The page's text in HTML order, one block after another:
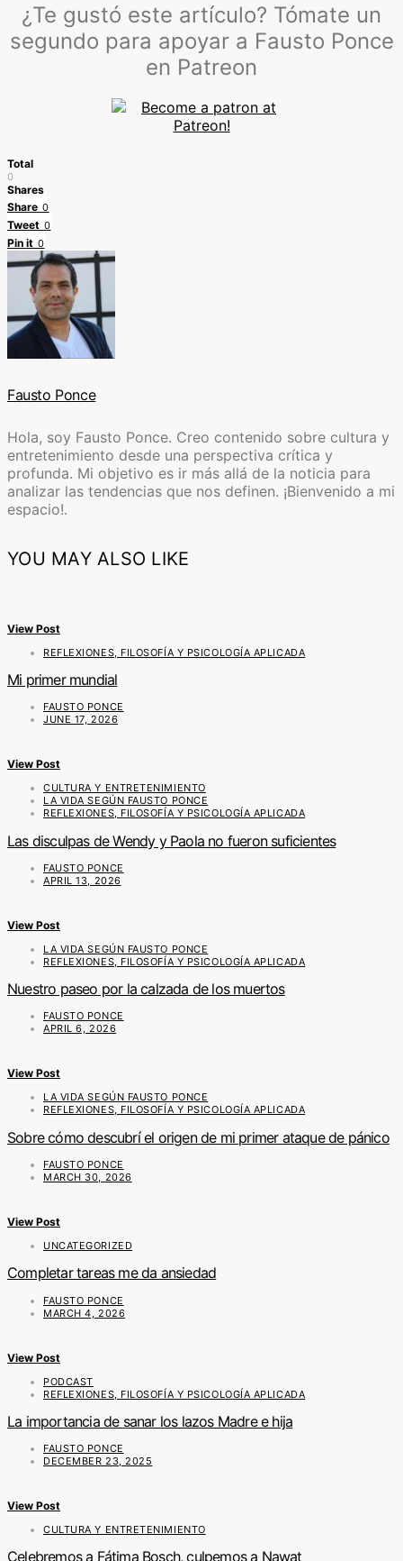
¿Te gustó este artículo? Tómate un
segundo para apoyar a Fausto Ponce
en Patreon
Total
0
Shares
Share 0
Tweet 0
Pin it 0
Fausto Ponce
Hola, soy Fausto Ponce. Creo contenido sobre cultura y
entretenimiento desde una perspectiva crítica y
profunda. Mi objetivo es ir más allá de la noticia para
analizar las tendencias que nos definen. ¡Bienvenido a mi
espacio!.
YOU MAY ALSO LIKE
View Post
REFLEXIONES, FILOSOFÍA Y PSICOLOGÍA APLICADA
Mi primer mundial
FAUSTO PONCE
JUNE 17, 2026
View Post
CULTURA Y ENTRETENIMIENTO
LA VIDA SEGÚN FAUSTO PONCE
REFLEXIONES, FILOSOFÍA Y PSICOLOGÍA APLICADA
Las disculpas de Wendy y Paola no fueron suficientes
FAUSTO PONCE
APRIL 13, 2026
View Post
LA VIDA SEGÚN FAUSTO PONCE
REFLEXIONES, FILOSOFÍA Y PSICOLOGÍA APLICADA
Nuestro paseo por la calzada de los muertos
FAUSTO PONCE
APRIL 6, 2026
View Post
LA VIDA SEGÚN FAUSTO PONCE
REFLEXIONES, FILOSOFÍA Y PSICOLOGÍA APLICADA
Sobre cómo descubrí el origen de mi primer ataque de pánico
FAUSTO PONCE
MARCH 30, 2026
View Post
UNCATEGORIZED
Completar tareas me da ansiedad
FAUSTO PONCE
MARCH 4, 2026
View Post
PODCAST
REFLEXIONES, FILOSOFÍA Y PSICOLOGÍA APLICADA
La importancia de sanar los lazos Madre e hija
FAUSTO PONCE
DECEMBER 23, 2025
View Post
CULTURA Y ENTRETENIMIENTO
Celebremos a Fátima Bosch, culpemos a Nawat